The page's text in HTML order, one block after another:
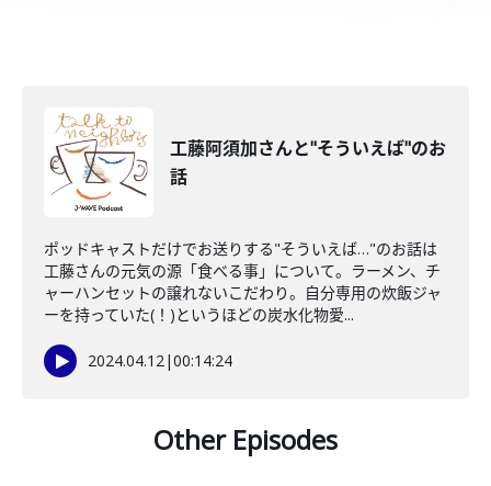
工藤阿須加さんと"そういえば"のお
話
ポッドキャストだけでお送りする"そういえば…"のお話は
工藤さんの元気の源「食べる事」について。ラーメン、チ
ャーハンセットの譲れないこだわり。自分専用の炊飯ジャ
ーを持っていた(！)というほどの炭水化物愛...
2024.04.12|00:14:24
Other Episodes